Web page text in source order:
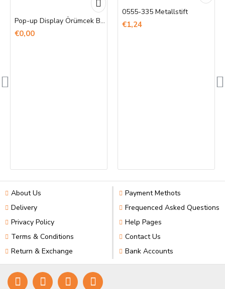
Pop-up Display Örümcek Banner Baskı
€0,00
0555-335 Metallstift
€1,24
About Us
Delivery
Privacy Policy
Terms & Conditions
Return & Exchange
Payment Methots
Frequenced Asked Questions
Help Pages
Contact Us
Bank Accounts